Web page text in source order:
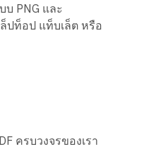
PNG และ
ปท็อป แท็บเล็ต หรือ
ครบวงจรของเรา